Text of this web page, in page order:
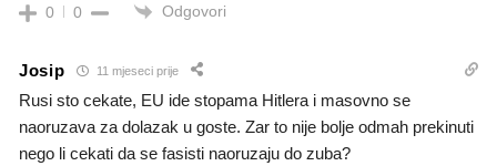
0 0 Odgovori
Josip 11 mjeseci prije
Rusi sto cekate, EU ide stopama Hitlera i masovno se
naoruzava za dolazak u goste. Zar to nije bolje odmah prekinuti
nego li cekati da se fasisti naoruzaju do zuba?